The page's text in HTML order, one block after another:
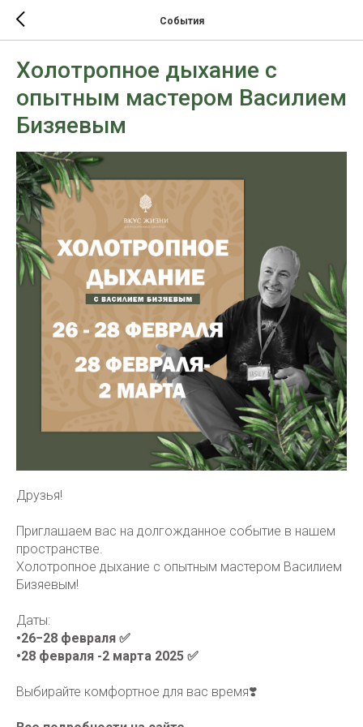
События
Холотропное дыхание с
опытным мастером Василием
Бизяевым
Друзья!
Приглашаем вас на долгожданное событие в нашем
пространстве.
Холотропное дыхание с опытным мастером Василием
Бизяевым!
Даты:
•26−28 февраля ✅
•28 февраля -2 марта 2025 ✅
Выбирайте комфортное для вас время❣️